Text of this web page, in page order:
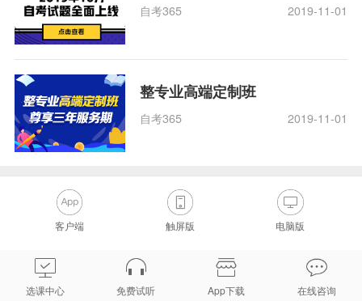
自考365 2019-11-01
整专业高端定制班
自考365 2019-11-01
客户端 触屏版 电脑版
选课中心 免费试听 App下载 在线咨询